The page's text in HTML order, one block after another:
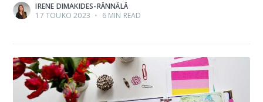
IRENE DIMAKIDES-RÄNNÄLÄ
17 TOUKO 2023 • 6 MIN READ